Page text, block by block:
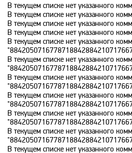
KazSport
MTV 00s
MTV 80s
MTV Hits
Nat Geo Wild
В текущем списке нет указанного
В текущем списке нет указанного
В текущем списке нет указанного
В текущем списке нет указанного
В текущем списке нет указанного
В текущем списке нет указанного
В текущем списке нет указанного
В текущем списке нет указанного
В текущем списке нет указанного
В текущем списке нет указанного
В текущем списке нет указанного